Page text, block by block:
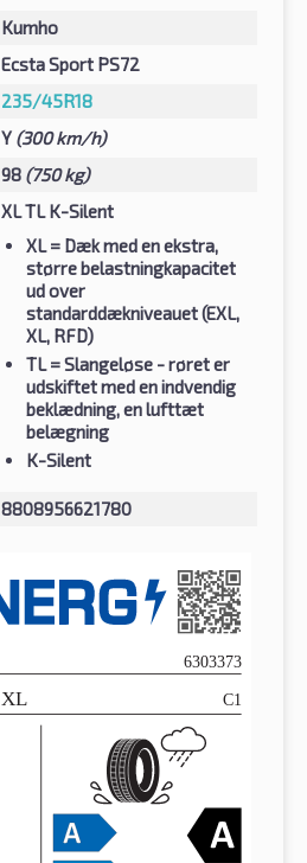
Kumho
Ecsta Sport PS72
235/45R18
Y (300 km/h)
98 (750 kg)
XL TL K-Silent
XL= Dæk med en ekstra,
større belastningkapacitet
ud over
standarddækniveauet (EXL,
XL, RFD)
TL= Slangeløse - røret er
udskiftet med en indvendig
beklædning, en lufttæt
belægning
K-Silent
8808956621780